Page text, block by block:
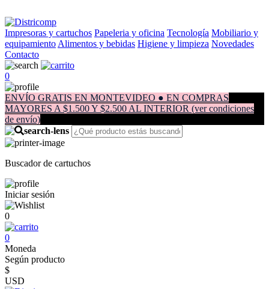
Impresoras y cartuchos Papeleria y oficina Tecnología Mobiliario y
equipamiento Alimentos y bebidas Higiene y limpieza Novedades
Contacto
0
ENVÍO GRATIS EN MONTEVIDEO ● EN COMPRAS
MAYORES A $1.500 Y $2.500 AL INTERIOR (ver condiciones
de envío)
Buscador de cartuchos
Iniciar sesión
0
0
Moneda
Según producto
$
USD